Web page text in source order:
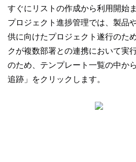
すぐにリストの作成から利用開始
プロジェクト進捗管理では、製品
供に向けたプロジェクト遂行のた
クが複数部署との連携において実
のため、テンプレート一覧の中か
追跡」をクリックします。